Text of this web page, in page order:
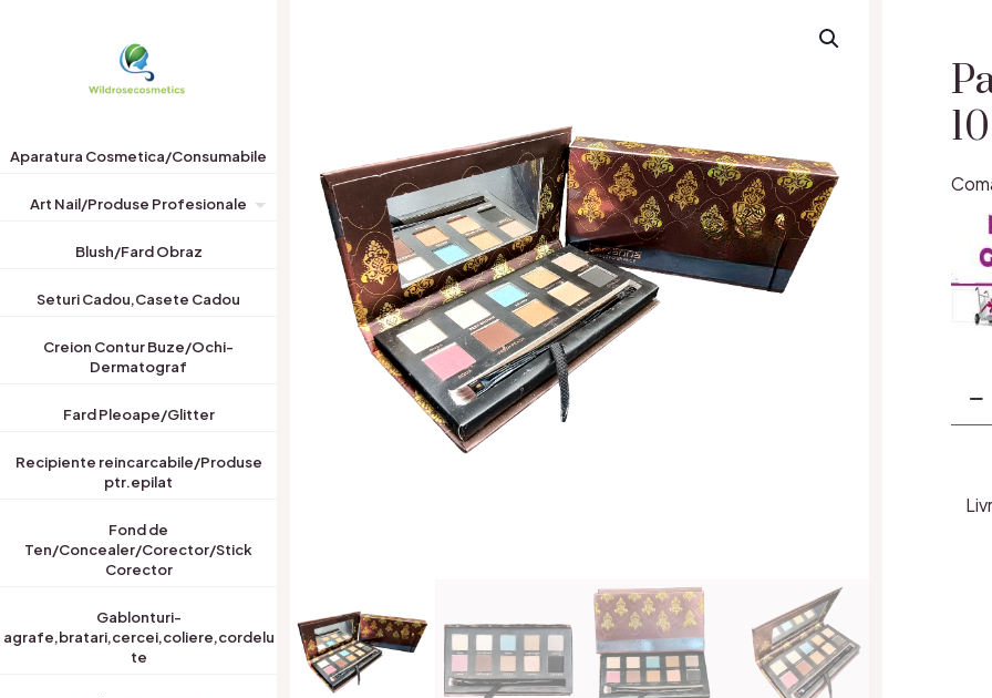
Aparatura Cosmetica/Consumabile
Art Nail/Produse Profesionale
Blush/Fard Obraz
Seturi Cadou,Casete Cadou
Creion Contur Buze/Ochi-
Dermatograf
Fard Pleoape/Glitter
Recipiente reincarcabile/Produse
ptr.epilat
Fond de
Ten/Concealer/Corector/Stick
Corector
Gablonturi-
agrafe,bratari,cercei,coliere,cordelu
te
Paleta